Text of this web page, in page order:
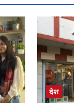
देश